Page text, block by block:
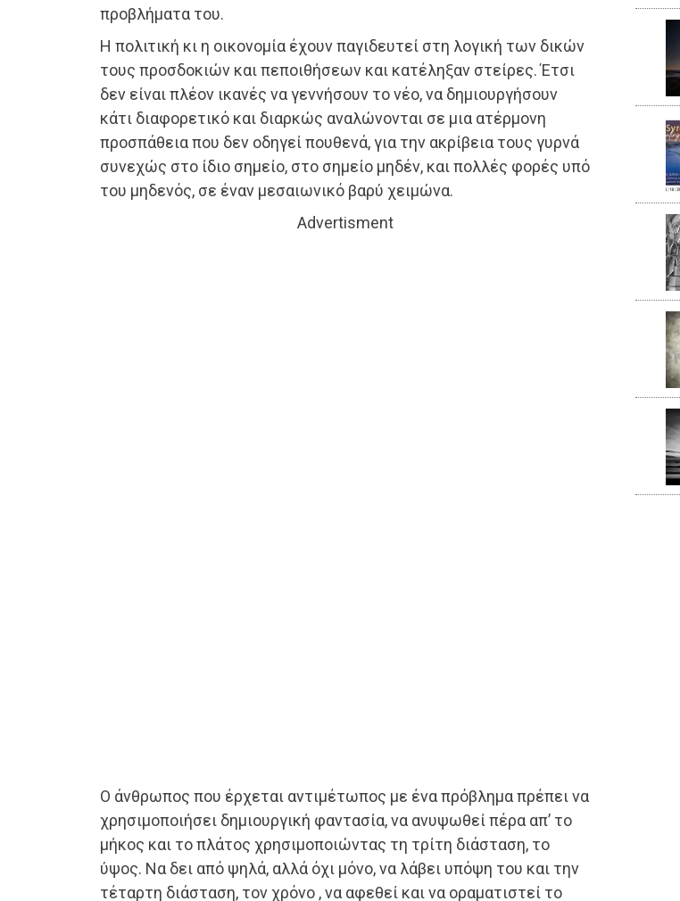
προβλήματα του.
Η πολιτική κι η οικονομία έχουν παγιδευτεί στη λογική των δικών
τους προσδοκιών και πεποιθήσεων και κατέληξαν στείρες. Έτσι
δεν είναι πλέον ικανές να γεννήσουν το νέο, να δημιουργήσουν
κάτι διαφορετικό και διαρκώς αναλώνονται σε μια ατέρμονη
προσπάθεια που δεν οδηγεί πουθενά, για την ακρίβεια τους γυρνά
συνεχώς στο ίδιο σημείο, στο σημείο μηδέν, και πολλές φορές υπό
του μηδενός, σε έναν μεσαιωνικό βαρύ χειμώνα.
Advertisment
Ο άνθρωπος που έρχεται αντιμέτωπος με ένα πρόβλημα πρέπει να
χρησιμοποιήσει δημιουργική φαντασία, να ανυψωθεί πέρα απ’ το
μήκος και το πλάτος χρησιμοποιώντας τη τρίτη διάσταση, το
ύψος. Να δει από ψηλά, αλλά όχι μόνο, να λάβει υπόψη του και την
τέταρτη διάσταση, τον χρόνο , να αφεθεί και να οραματιστεί το